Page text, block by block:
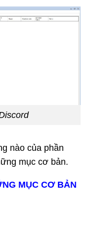
nào của phần
mục cơ bản.
MỤC CƠ BẢN